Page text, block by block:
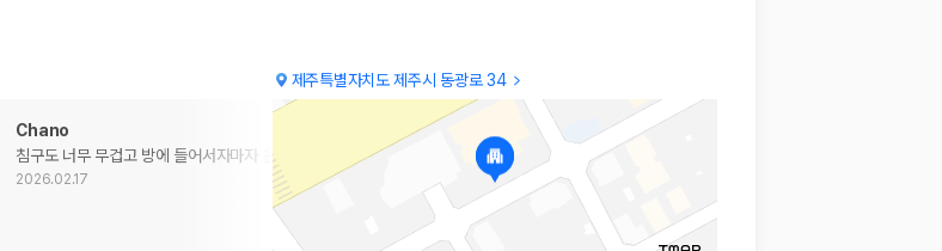
니다. 카모아는 여러 제주 렌트카 업체의 조건을 한 화면에서 비교해 사용자가 자신의 일정과 예산에 맞는 차량을 선택할 수 있도
제주특별자치도 제주시 동광로 34
Chano
침구도 너무 무겁고 방에 들어서자마자 온 몸이 간지러울정…
2026.02.17
무난했음
2026.02.11